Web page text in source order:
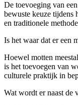
De toevoeging van
bewuste keuze tijdens
en traditionele
Is het waar dat er een
Hoewel motten
is het toevoegen van
culturele praktijk in
Wat wordt er naast de